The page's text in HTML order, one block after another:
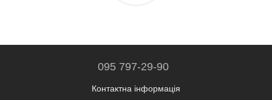
095 797-29-90
Контактна інформація